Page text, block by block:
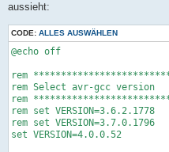
aussieht:
CODE: ALLES AUSWÄHLEN
@echo off
rem
rem Select avr-gcc version
rem
rem set VERSION=3.6.2.1778
rem set VERSION=3.7.0.1796
set VERSION=4.0.0.52